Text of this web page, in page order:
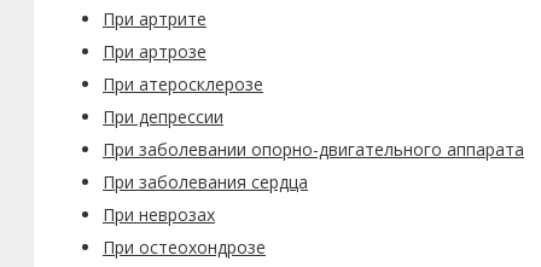
При артрите
При артрозе
При атеросклерозе
При депрессии
При заболевании опорно-двигательного аппарата
При заболевания сердца
При неврозах
При остеохондрозе